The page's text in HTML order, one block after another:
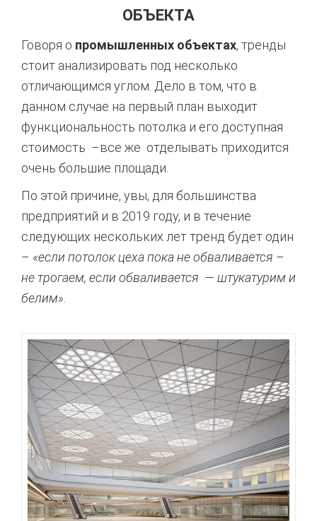
ОБЪЕКТА
Говоря о промышленных объектах, тренды
стоит анализировать под несколько
отличающимся углом. Дело в том, что в
данном случае на первый план выходит
функциональность потолка и его доступная
стоимость –все же отделывать приходится
очень большие площади.
По этой причине, увы, для большинства
предприятий и в 2019 году, и в течение
следующих нескольких лет тренд будет один
– «если потолок цеха пока не обваливается –
не трогаем, если обваливается — штукатурим и
белим».